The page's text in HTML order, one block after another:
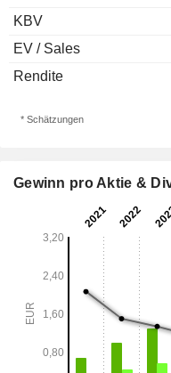
KBV
EV / Sales
Rendite
* Schätzungen
Gewinn pro Aktie &